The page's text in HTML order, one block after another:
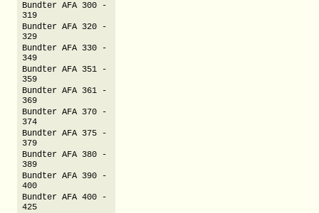
Bundter AFA 300 -
319
Bundter AFA 320 -
329
Bundter AFA 330 -
349
Bundter AFA 351 -
359
Bundter AFA 361 -
369
Bundter AFA 370 -
374
Bundter AFA 375 -
379
Bundter AFA 380 -
389
Bundter AFA 390 -
400
Bundter AFA 400 -
425